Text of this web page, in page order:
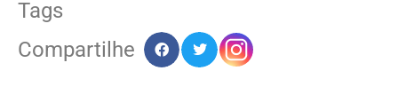
Tags
Compartilhe